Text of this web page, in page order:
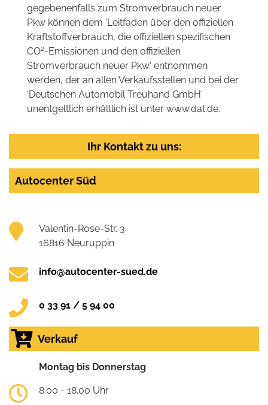
gegebenenfalls zum Stromverbrauch neuer
Pkw können dem 'Leitfaden über den offiziellen
Kraftstoffverbrauch, die offiziellen spezifischen
CO2-Emissionen und den offiziellen
Stromverbrauch neuer Pkw' entnommen
werden, der an allen Verkaufsstellen und bei der
'Deutschen Automobil Treuhand GmbH'
unentgeltlich erhältlich ist unter www.dat.de.
Ihr Kontakt zu uns:
Autocenter Süd
Valentin-Rose-Str. 3
16816 Neuruppin
info@autocenter-sued.de
0 33 91 / 5 94 00
Verkauf
Montag bis Donnerstag
8.00 - 18.00 Uhr